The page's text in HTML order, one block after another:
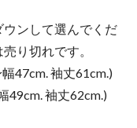
ンして選んでくだ
り切れです。
47cm. 袖丈61cm.)
49cm. 袖丈62cm.)